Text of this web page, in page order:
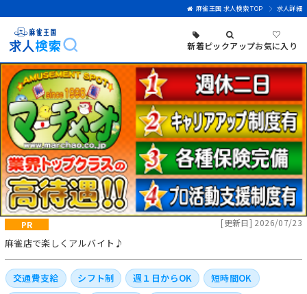
麻雀王国 求人検索 TOP 求人詳細
新着ピックアップ
♡
お気に入り
[更新日] 2026/07/23
麻雀店で楽しくアルバイト♪
交通費支給 シフト制 週１日からOK
短時間OK